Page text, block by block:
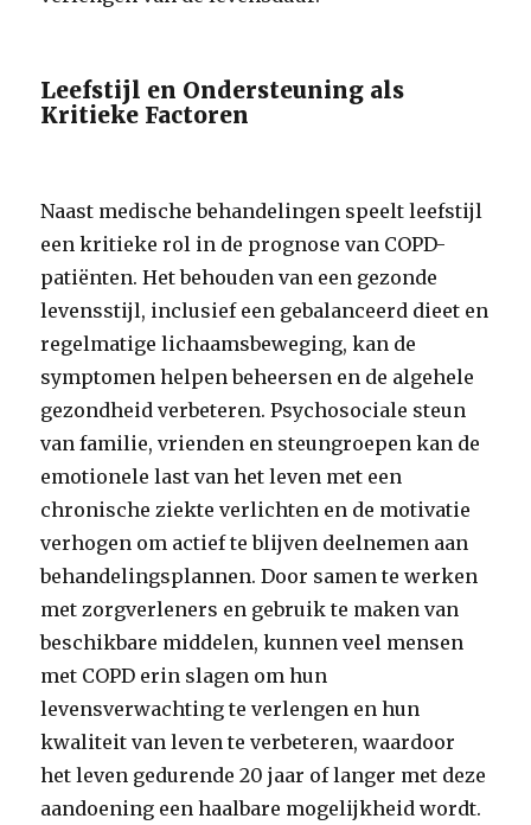
Leefstijl en Ondersteuning als
Kritieke Factoren
Naast medische behandelingen speelt leefstijl
een kritieke rol in de prognose van COPD-
patiënten. Het behouden van een gezonde
levensstijl, inclusief een gebalanceerd dieet en
regelmatige lichaamsbeweging, kan de
symptomen helpen beheersen en de algehele
gezondheid verbeteren. Psychosociale steun
van familie, vrienden en steungroepen kan de
emotionele last van het leven met een
chronische ziekte verlichten en de motivatie
verhogen om actief te blijven deelnemen aan
behandelingsplannen. Door samen te werken
met zorgverleners en gebruik te maken van
beschikbare middelen, kunnen veel mensen
met COPD erin slagen om hun
levensverwachting te verlengen en hun
kwaliteit van leven te verbeteren, waardoor
het leven gedurende 20 jaar of langer met deze
aandoening een haalbare mogelijkheid wordt.